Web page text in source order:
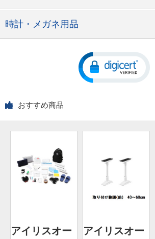
時計・メガネ用品
おすすめ商品
アイリスオー
アイリスオー